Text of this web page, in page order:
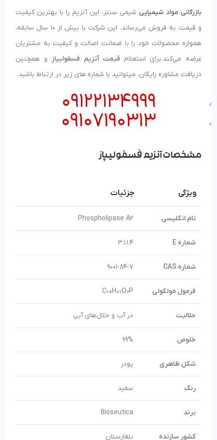
بازرگانی مواد شیمیایی شیمی سنتر، این آنزیم را با بهترین کیفیت
و قیمت به فروش می‌رساند. این شرکت با بیش از 10 سال سابقه،
همواره محصولات خود را با ضمانت اصالت و کیفیت به مشتریان
عرضه می‌کند.برای استعلام قیمت آنزیم فسفولیپاز
و همچنین
دریافت مشاوره رایگان، میتوانید با شماره های زیر در ارتباط باشید.
09122134999
09107190313
مشخصات آنزیم فسفولیپاز
ویژگی جزئیات
نام انگلیسی Phospholipase A2
شماره E 3.1.1.4
شماره CAS 9001-84-7
فرمول مولکولی C₁₈H₃₁O₇P
حلالیت در آب و حلال‌های آبی
خلوص 99%
شکل ظاهری پودر
رنگ سفید
برند Bioseutica
کشور سازنده بلغارستان